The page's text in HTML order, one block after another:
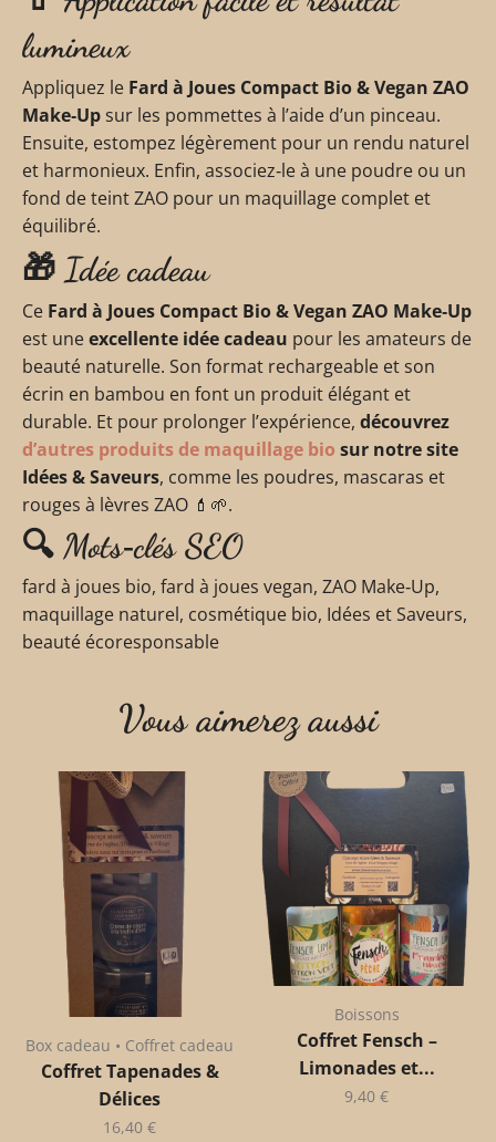
lumineux
Appliquez le Fard à Joues Compact Bio & Vegan ZAO
Make‑Upsur les pommettes à l’aide d’un pinceau.
Ensuite, estompez légèrement pour un rendu naturel
et harmonieux. Enfin, associez‑le à une poudre ou un
fond de teint ZAO pour un maquillage complet et
équilibré.
🎁 Idée cadeau
Ce Fard à Joues Compact Bio & Vegan ZAO Make‑Up
est uneexcellente idée cadeau pour les amateurs de
beauté naturelle. Son format rechargeable et son
écrin en bambou en font un produit élégant et
durable. Et pour prolonger l’expérience, découvrez
d’autres produits de maquillage bio sur notre site
Idées & Saveurs, comme les poudres, mascaras et
rouges à lèvres ZAO 💄🌱.
🔍 Mots‑clés SEO
fard à joues bio, fard à joues vegan, ZAO Make‑Up,
maquillage naturel, cosmétique bio, Idées et Saveurs,
beauté écoresponsable
Vous aimerez aussi
Box cadeau • Coffret cadeau
Coffret Tapenades &
Délices
16,40 €
Boissons
Coffret Fensch –
Limonades et...
9,40 €